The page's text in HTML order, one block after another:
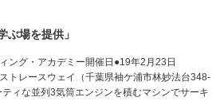
ぶ場を提供」
ング・アカデミー開催日●19年2月23日
トレースウェイ（千葉県袖ケ浦市林妙法台348-
ィな並列3気筒エンジンを積むマシンでサーキ